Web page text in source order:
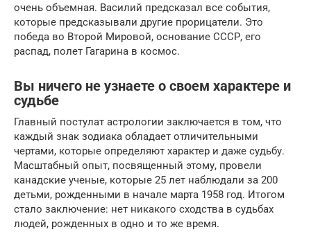
очень объемная. Василий предсказал все события,
которые предсказывали другие прорицатели. Это
победа во Второй Мировой, основание СССР, его
распад, полет Гагарина в космос.
Вы ничего не узнаете о своем характере и
судьбе
Главный постулат астрологии заключается в том, что
каждый знак зодиака обладает отличительными
чертами, которые определяют характер и даже судьбу.
Масштабный опыт, посвященный этому, провели
канадские ученые, которые 25 лет наблюдали за 200
детьми, рожденными в начале марта 1958 год. Итогом
стало заключение: нет никакого сходства в судьбах
людей, рожденных в одно и то же время.